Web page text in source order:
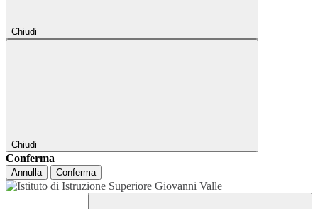
Chiudi
Chiudi
Conferma
Annulla Conferma